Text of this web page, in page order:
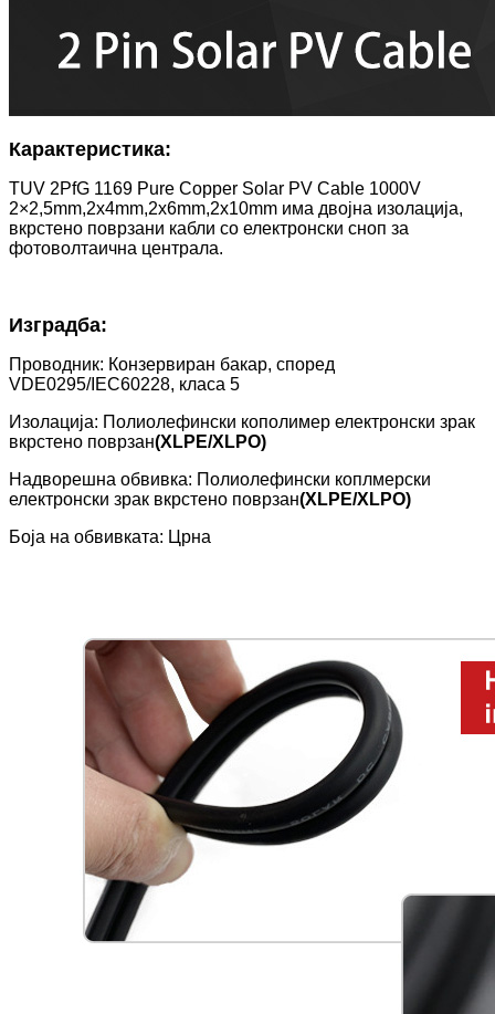
Карактеристика:
TUV 2PfG 1169 Pure Copper Solar PV Cable 1000V
2×2,5mm,2x4mm,2x6mm,2x10mm има двојна изолација,
вкрстено поврзани кабли со електронски сноп за
фотоволтаична централа.
Изградба:
Проводник: Конзервиран бакар, според
VDE0295/IEC60228, класа 5
Изолација: Полиолефински кополимер електронски зрак
вкрстено поврзан(XLPE/XLPO)
Надворешна обвивка: Полиолефински коплмерски
електронски зрак вкрстено поврзан(XLPE/XLPO)
Боја на обвивката: Црна